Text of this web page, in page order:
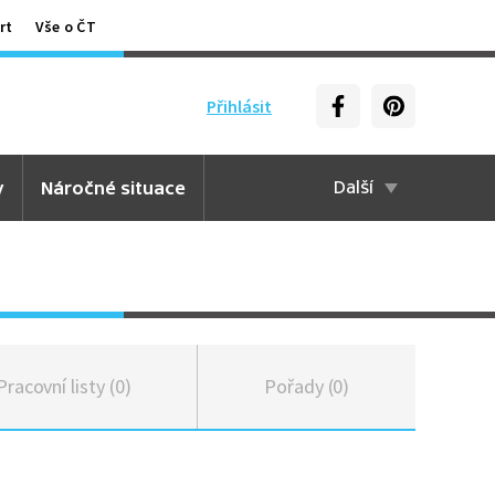
Vše o ČT
Přihlásit
Náročné situace Další
listy (0) Pořady (0)